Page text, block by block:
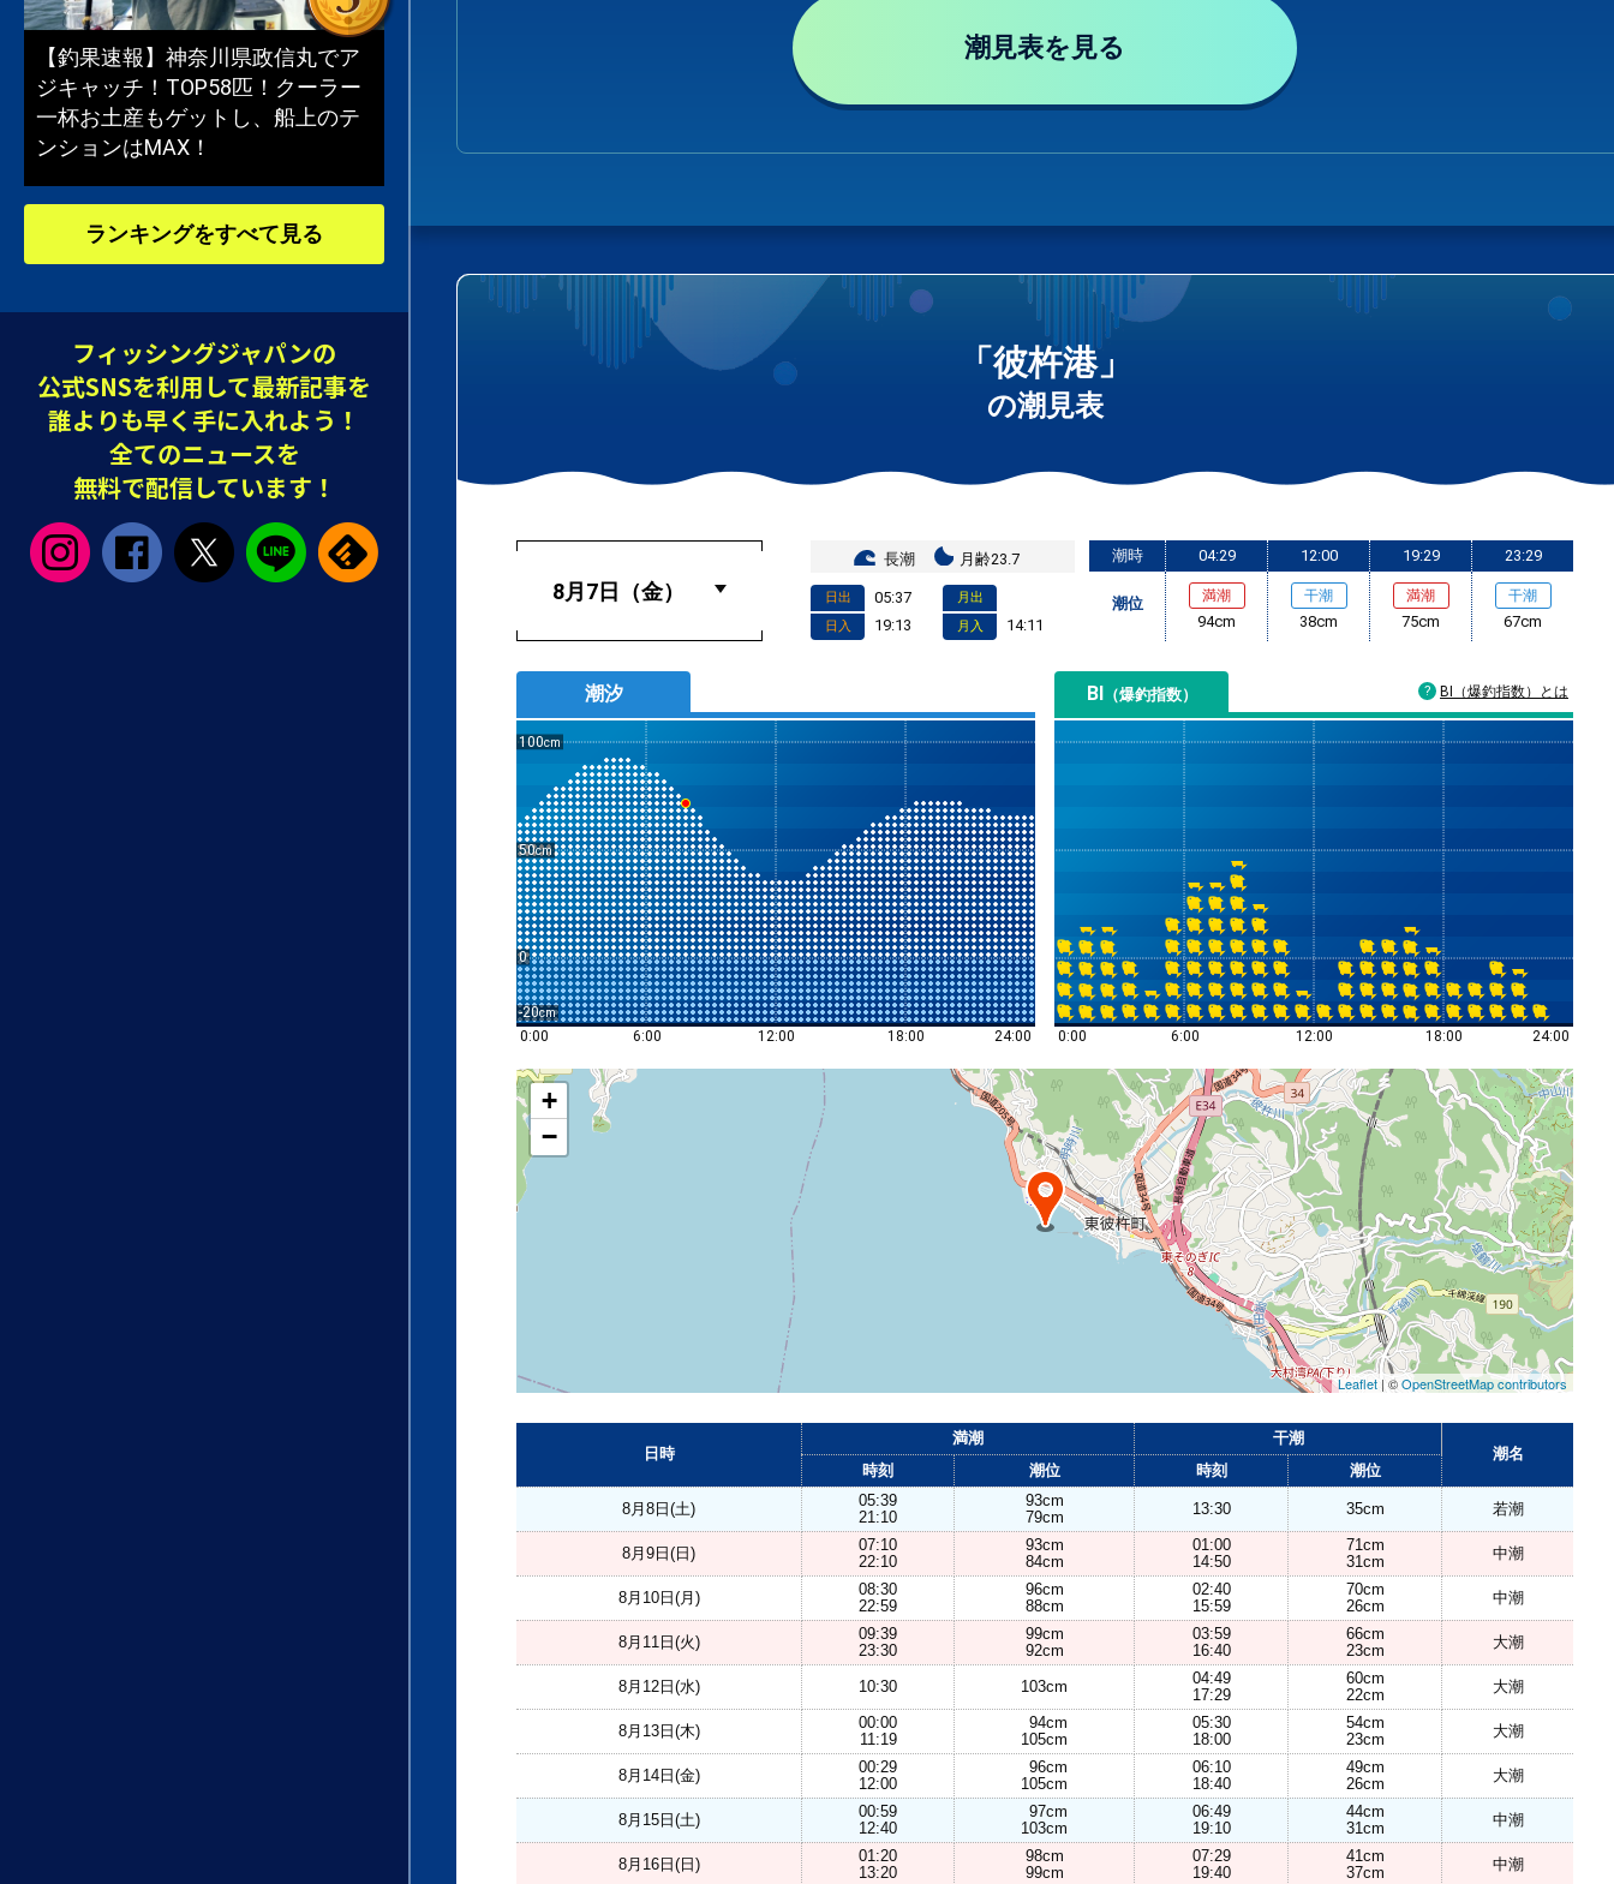
潮見表を見る
「彼杵港」
の潮見表
長潮 月齢23.7
日出 05:37
日入 19:13
月出
月入
14:11
潮時
潮位
04:29
満潮
94cm
12:00
干潮
38cm
19:29
満潮
75cm
23:29
干潮
67cm
潮汐
100
50
0
-20
0:00
6:00 12:00 18:00 24:00
BI （爆釣指数）
0:00 6:00 12:00 18:00 24:00
BI（爆釣指数）とは
+
−
Leaflet | ©OpenStreetMap contributors
日時
満潮
干潮
潮名
時刻
潮位 時刻 潮位
8月8日(土)
05:39
21:10
93cm
79cm
13:30 35cm 若潮
8月9日(日)
07:10
22:10
93cm
84cm
01:00
14:50
71cm
31cm
中潮
8月10日(月)
08:30
22:59
96cm
88cm
02:40
15:59
70cm
26cm
中潮
8月11日(火)
09:39
23:30
99cm
92cm
03:59
16:40
66cm
23cm
大潮
8月12日(水) 10:30 103cm
04:49
17:29
60cm
22cm
大潮
8月13日(木)
00:00
11:19
94cm
105cm
05:30
18:00
54cm
23cm
大潮
8月14日(金)
00:29
12:00
96cm
105cm
06:10
18:40
49cm
26cm
大潮
8月15日(土)
00:59
12:40
97cm
103cm
06:49
19:10
44cm
31cm
中潮
8月16日(日)
01:20
13:20
98cm
99cm
07:29
19:40
41cm
37cm
中潮
【釣果速報】神奈川県政信丸でア
ジキャッチ！TOP58匹！クーラー
一杯お土産もゲットし、船上のテ
ンションはMAX！
ランキングをすべて見る
フィッシングジャパンの
公式SNSを利用して最新記事を
誰よりも早く手に入れよう！
全てのニュースを
無料で配信しています！